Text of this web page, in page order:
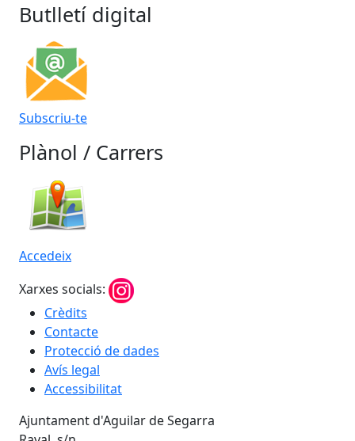
Butlletí digital
Subscriu-te
Plànol / Carrers
Accedeix
Xarxes socials:
Crèdits
Contacte
Protecció de dades
Avís legal
Accessibilitat
Ajuntament d'Aguilar de Segarra